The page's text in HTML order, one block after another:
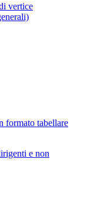
vertice
formato tabellare
e non